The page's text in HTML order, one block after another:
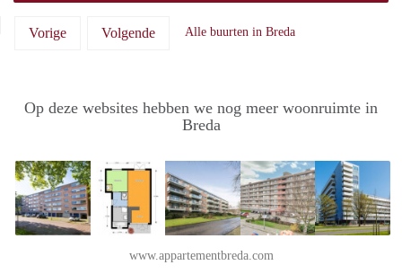
Vorige Volgende Alle buurten in Breda
Op deze websites hebben we nog meer woonruimte in
Breda
www.appartementbreda.com